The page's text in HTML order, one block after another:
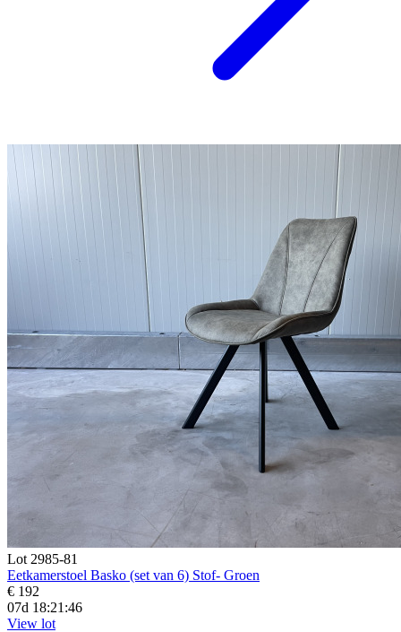
Lot 2985-81
Eetkamerstoel Basko (set van 6) Stof- Groen
€ 192
07d 18:21:44
View lot